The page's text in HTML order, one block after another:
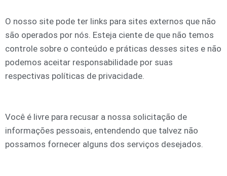
O nosso site pode ter links para sites externos que não
são operados por nós. Esteja ciente de que não temos
controle sobre o conteúdo e práticas desses sites e não
podemos aceitar responsabilidade por suas
respectivas políticas de privacidade.
Você é livre para recusar a nossa solicitação de
informações pessoais, entendendo que talvez não
possamos fornecer alguns dos serviços desejados.